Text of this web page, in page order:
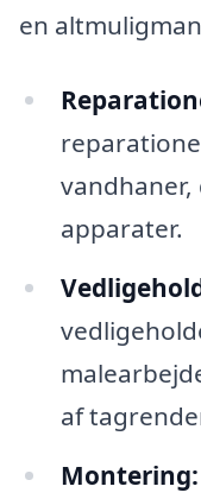
en
apparater.
af
Montering: